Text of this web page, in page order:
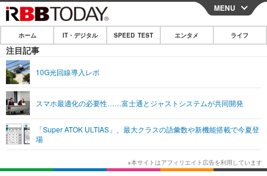
CLOSE
ホーム
IT・デジタル
ショッピング その他
SPEED TEST
エンタメ
韓国・芸能
ライフ
ライフTOP グルメ
リリース一覧
MENU
ホーム IT・デジタル SPEED TEST エンタメ ライフ
注目記事
10G光回線導入レポ
スマホ最適化の必要性……富士通とジャストシステムが共同開発
「Super ATOK ULTIAS」、最大クラスの語彙数や新機能搭載で今夏登
場